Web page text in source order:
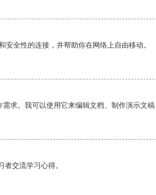
全性的连接，并帮助你在网络上自由移动。
求。我可以使用它来编辑文档、制作演示文稿
交流学习心得。